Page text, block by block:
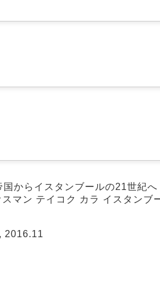
からイスタンブールの21世紀
マン テイコク カラ イスタンブ
2016.11